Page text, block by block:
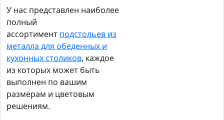
У нас представлен наиболее
полный
ассортимент подстольев из
металла для обеденных и
кухонных столиков, каждое
из которых может быть
выполнен по вашим
размерам и цветовым
решениям.